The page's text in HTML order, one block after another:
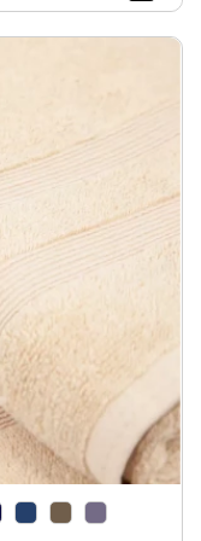
- це
кольорах
вам
який
стилю